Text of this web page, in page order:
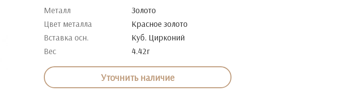
Металл
Золото
Цвет металла
Красное золото
Вставка осн.
Куб. Цирконий
Вес
4.42г
Уточнить наличие